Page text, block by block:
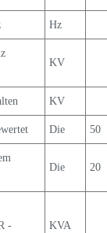
Hz
KV
KV
Die 50
Die 20
-
KVA